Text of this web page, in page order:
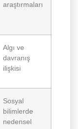
araştırmaları
Algı ve
davranış
ilişkisi
Sosyal
bilimlerde
nedensel